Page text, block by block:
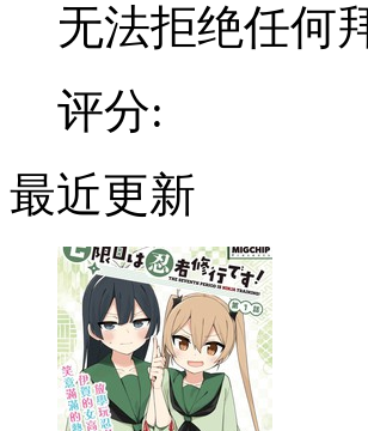
无法拒绝任何
评分:
最近更新